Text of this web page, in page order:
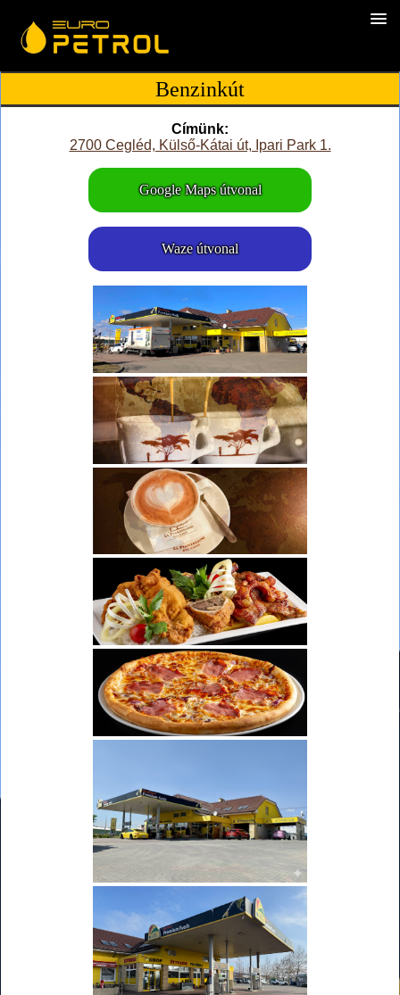
Benzinkút
Címünk:
2700 Cegléd, Külső-Kátai út, Ipari Park 1.
Google Maps útvonal
Waze útvonal